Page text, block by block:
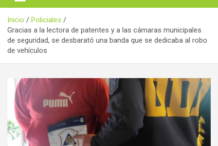
Inicio
Policiales
Gracias a la lectora de patentes y a las cámaras municipales
de seguridad, se desbarató una banda que se dedicaba al robo
de vehículos